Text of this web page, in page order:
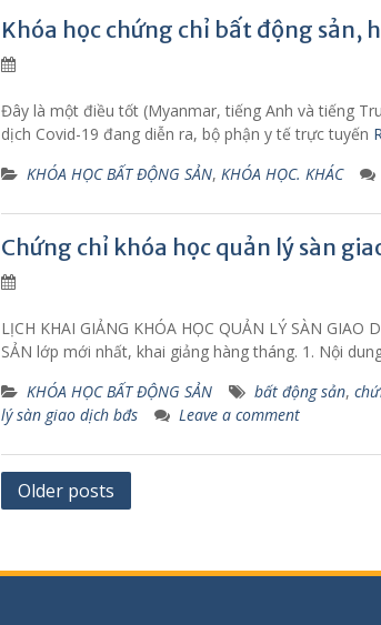
Khóa học chứng chỉ bất động sản,
Đây là một điều tốt (Myanmar, tiếng Anh và tiếng
dịch Covid-19 đang diễn ra, bộ phận y tế trực tuyến
KHÓA HỌC BẤT ĐỘNG SẢN, KHÓA HỌC. KHÁC
Chứng chỉ khóa học quản lý sàn
LỊCH KHAI GIẢNG KHÓA HỌC QUẢN LÝ SÀN
SẢN lớp mới nhất, khai giảng hàng tháng. 1. Nội
KHÓA HỌC BẤT ĐỘNG SẢN
bất động sản,
lý sàn giao dịch bđs
Leave a comment
Older posts